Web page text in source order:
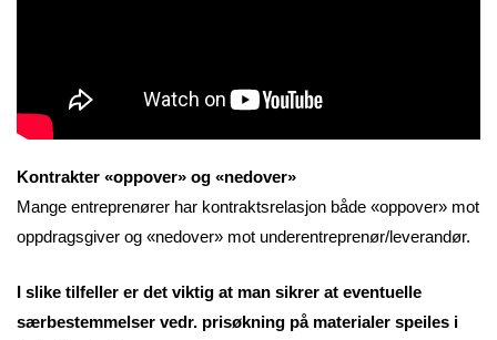
Kontrakter «oppover» og «nedover»
Mange entreprenører har kontraktsrelasjon både «oppover» mot
oppdragsgiver og «nedover» mot underentreprenør/leverandør.
I slike tilfeller er det viktig at man sikrer at eventuelle
særbestemmelser vedr. prisøkning på materialer speiles i